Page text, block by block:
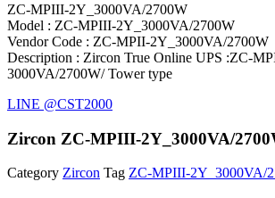
ZC-MPIII-2Y_3000VA/2700W
Model : ZC-MPIII-2Y_3000VA/2700W
Vendor Code : ZC-MPII-2Y_3000VA/2700W
Description : Zircon True Online UPS :ZC-
3000VA/2700W/ Tower type
LINE @CST2000
Zircon ZC-MPIII-2Y_3000VA/
Category Zircon Tag ZC-MPIII-2Y_3000VA/